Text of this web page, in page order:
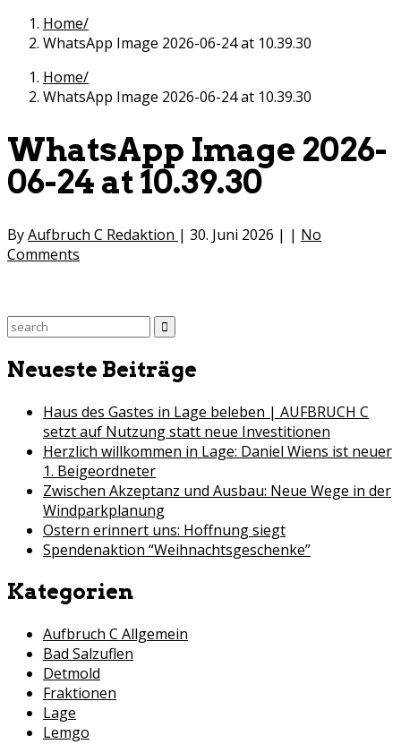
Home
WhatsApp Image 2026-06-24 at 10.39.30
Home
WhatsApp Image 2026-06-24 at 10.39.30
WhatsApp Image 2026-
06-24 at 10.39.30
ByAufbruch C Redaktion | 30. Juni 2026 | | No
Comments
Search
Neueste Beiträge
Haus des Gastes in Lage beleben | AUFBRUCH C
setzt auf Nutzung statt neue Investitionen
Herzlich willkommen in Lage: Daniel Wiens ist neuer
1. Beigeordneter
Zwischen Akzeptanz und Ausbau: Neue Wege in der
Windparkplanung
Ostern erinnert uns: Hoffnung siegt
Spendenaktion “Weihnachtsgeschenke”
Kategorien
Aufbruch C Allgemein
Bad Salzuflen
Detmold
Fraktionen
Lage
Lemgo